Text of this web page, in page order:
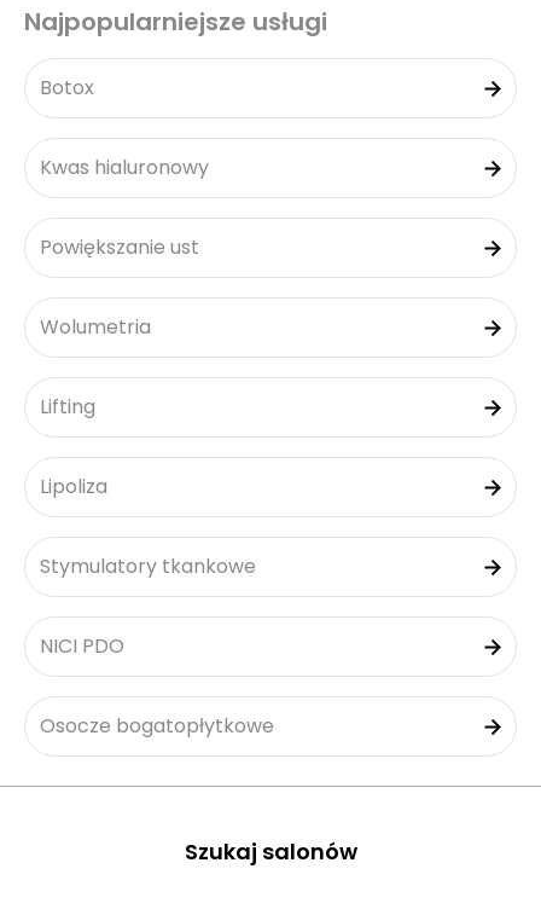
Najpopularniejsze usługi
Botox
Kwas hialuronowy
Powiększanie ust
Wolumetria
Lifting
Lipoliza
Stymulatory tkankowe
NICI PDO
Osocze bogatopłytkowe
Szukaj salonów